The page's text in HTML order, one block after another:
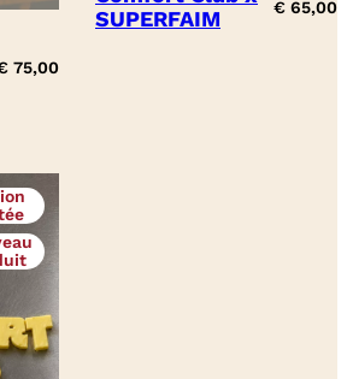
75,00
SUPERFAIM
€ 65,00